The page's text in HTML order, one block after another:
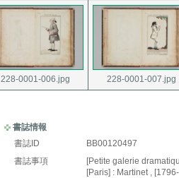
228-0001-006.jpg 228-0001-007.jpg
書誌情報
書誌ID
BB00120497
書誌事項
[Petite galerie
[Paris] : Martinet ,